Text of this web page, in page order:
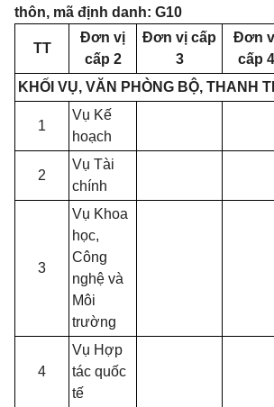
thôn, mã định danh: G10
TT
Đơn vị
cấp 2
Đơn vị cấp
3
Đơn
cấp 4
KHỐI VỤ, VĂN PHÒNG BỘ, THANH
1
Vụ Kế
hoạch
2
Vụ Tài
chính
3
Vụ Khoa
học,
Công
nghệ và
Môi
trường
4
Vụ Hợp
tác quốc
tế